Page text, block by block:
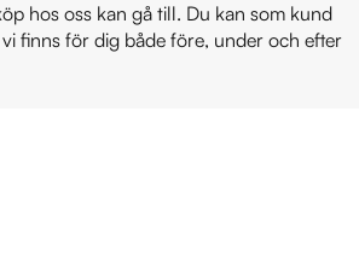
hos oss kan gå till. Du kan som kund
finns för dig både före, under och efter